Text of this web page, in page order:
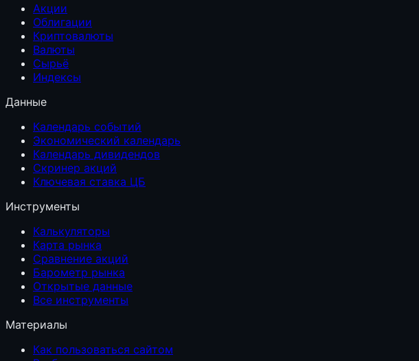
Акции
Облигации
Криптовалюты
Валюты
Сырьё
Индексы
Данные
Календарь событий
Экономический календарь
Календарь дивидендов
Скринер акций
Ключевая ставка ЦБ
Инструменты
Калькуляторы
Карта рынка
Сравнение акций
Барометр рынка
Открытые данные
Все инструменты
Материалы
Как пользоваться сайтом